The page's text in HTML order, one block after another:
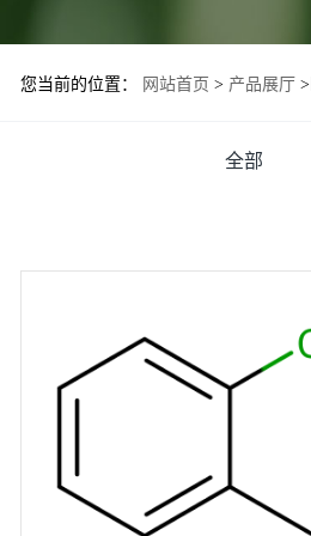
您当前的位置： 网站首页 > 产品展厅 >
全部